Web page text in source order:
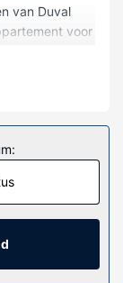
van Duval
voor
bevat
en een